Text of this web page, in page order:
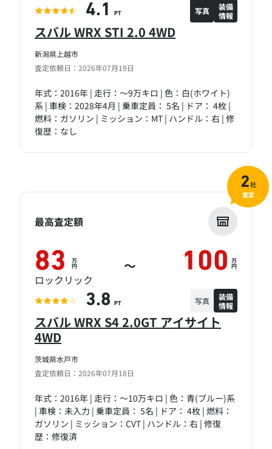
新潟県上越市
査定依頼日：2026年07月19日
スバル WRX STI 2.0 4WD
年式：2016年 | 走行：～9万キロ | 色：白(ホワイト)
系 | 車検：2028年4月 | 乗車定員： 5名 | ドア： 4枚 |
燃料：ガソリン | ミッション：MT | ハンドル：右 | 修
復歴：なし
4.1 PT 写真
装備
情報
茨城県水戸市
査定依頼日：2026年07月18日
スバル WRX S4 2.0GT アイサイト
4WD
年式：2016年 | 走行：～10万キロ | 色：青(ブルー)系
| 車検：未入力 | 乗車定員： 5名 | ドア： 4枚 | 燃料：
ガソリン | ミッション：CVT | ハンドル：右 | 修復
歴：修復済
最高査定額
83 万
円 ～ 100 万
円
ロックリック
3.8 PT 写真
装備
情報
2社
査定